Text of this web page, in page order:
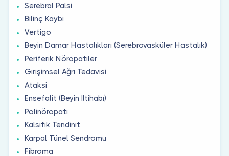
Serebral Palsi
Bilinç Kaybı
Vertigo
Beyin Damar Hastalıkları (Serebrovasküler Hastalık)
Periferik Nöropatiler
Girişimsel Ağrı Tedavisi
Ataksi
Ensefalit (Beyin İltihabı)
Polinöropati
Kalsifik Tendinit
Karpal Tünel Sendromu
Fibroma